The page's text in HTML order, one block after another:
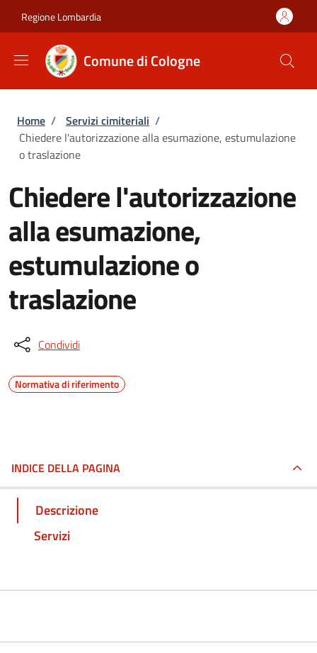
Regione Lombardia
Comune di Cologne
Briciole di pane
Home / Servizi cimiteriali /
Chiedere l'autorizzazione alla esumazione, estumulazione
o traslazione
Chiedere l'autorizzazione
alla esumazione,
estumulazione o
traslazione
Condividi
Normativa di riferimento
INDICE DELLA PAGINA
Descrizione
Servizi